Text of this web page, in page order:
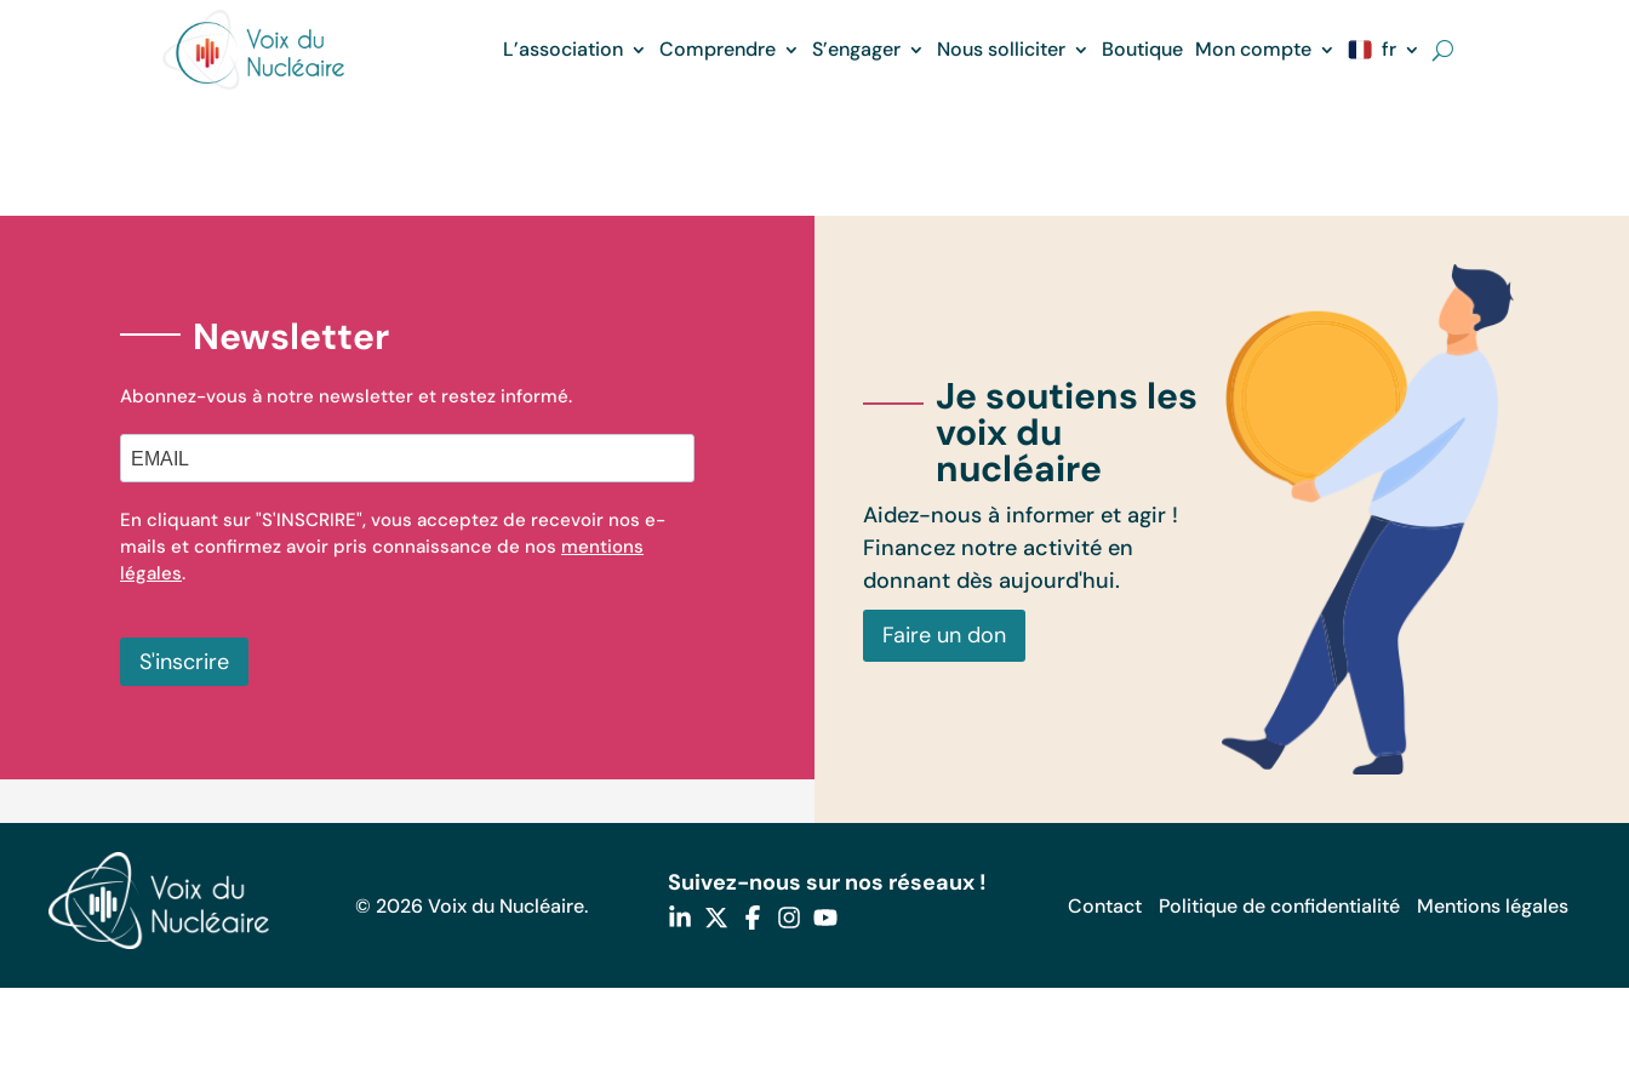
L’association Comprendre S’engager Nous solliciter Boutique Mon compte fr
Newsletter
Abonnez-vous à notre newsletter et restez informé.
En cliquant sur "S'INSCRIRE", vous acceptez de recevoir nos e-
mails et confirmez avoir pris connaissance de nos mentions
légales.
S'inscrire
Je soutiens les
voix du
nucléaire
Aidez-nous à informer et agir !
Financez notre activité en
donnant dès aujourd'hui.
Faire un don
© 2026 Voix du Nucléaire.
Suivez-nous sur nos réseaux !
Contact Politique de confidentialité Mentions légales